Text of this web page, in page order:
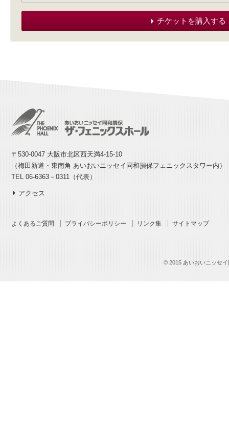
チケットを購入する
〒530-0047 大阪市北区西天満4-15-10
（梅田新道・東南角 あいおいニッセイ同和損保フェニックスタワー内）
TEL 06-6363－0311（代表）
アクセス
よくあるご質問 プライバシーポリシー リンク集 サイトマップ
© 2015 あいおいニッセ